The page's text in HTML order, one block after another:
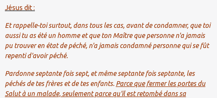
Jésus dit :
Et rappelle-toi surtout, dans tous les cas, avant de condamner, que toi
aussi tu as été un homme et que ton Maître que personne n'a jamais
pu trouver en état de péché, n'a jamais condamné personnequi se fût
repenti d'avoir péché.
Pardonne septante fois sept, et même septante fois septante, les
péchés de tes frères et de tes enfants. Parce que fermer les portes du
Salut à un malade, seulement parce qu'il est retombé dans sa